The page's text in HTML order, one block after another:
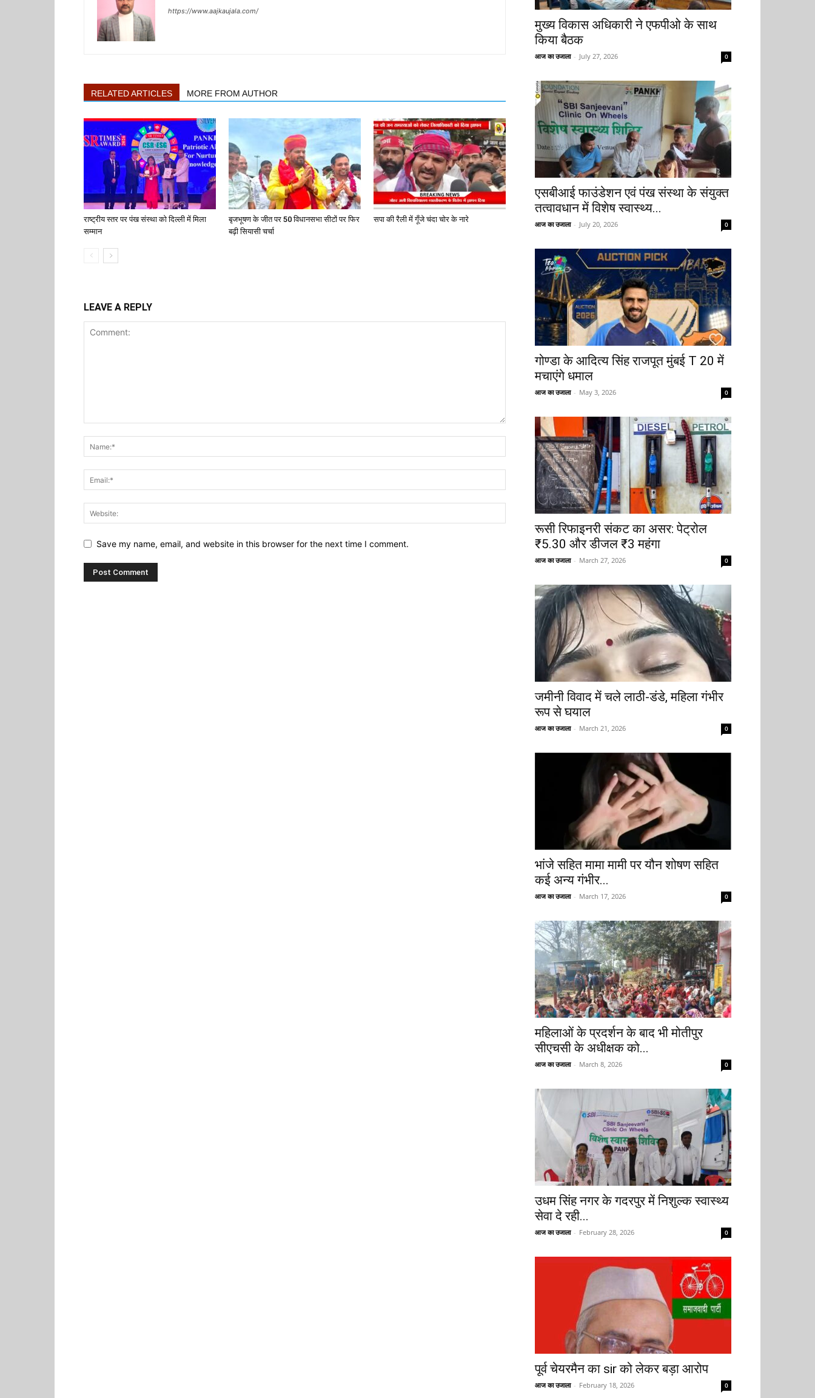
https://www.aajkaujala.com/
RELATED ARTICLES MORE FROM AUTHOR
राष्ट्रीय स्तर पर पंख संस्था को दिल्ली में मिला
सम्मान
बृजभूषण के जीत पर 50 विधानसभा सीटों पर फिर
बढ़ी सियासी चर्चा
सपा की रैली में गूँजे चंदा चोर के नारे
LEAVE A REPLY
Save my name, email, and website in this browser for the next time I comment.
मुख्य विकास अधिकारी ने एफपीओ के साथ
किया बैठक
आज का उजाला - July 27, 2026 0
एसबीआई फाउंडेशन एवं पंख संस्था के संयुक्त
तत्वावधान में विशेष स्वास्थ्य...
आज का उजाला - July 20, 2026 0
गोण्डा के आदित्य सिंह राजपूत मुंबई T 20 में
मचाएंगे धमाल
आज का उजाला - May 3, 2026 0
रूसी रिफाइनरी संकट का असर: पेट्रोल
₹5.30 और डीजल ₹3 महंगा
आज का उजाला - March 27, 2026 0
जमीनी विवाद में चले लाठी-डंडे, महिला गंभीर
रूप से घयाल
आज का उजाला - March 21, 2026 0
भांजे सहित मामा मामी पर यौन शोषण सहित
कई अन्य गंभीर...
आज का उजाला - March 17, 2026 0
महिलाओं के प्रदर्शन के बाद भी मोतीपुर
सीएचसी के अधीक्षक को...
आज का उजाला - March 8, 2026 0
उधम सिंह नगर के गदरपुर में निशुल्क स्वास्थ्य
सेवा दे रही...
आज का उजाला - February 28, 2026 0
पूर्व चेयरमैन का sir को लेकर बड़ा आरोप
आज का उजाला - February 18, 2026 0